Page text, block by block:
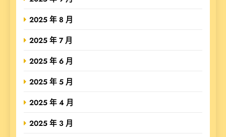
2025 年 8 月
2025 年 7 月
2025 年 6 月
2025 年 5 月
2025 年 4 月
2025 年 3 月